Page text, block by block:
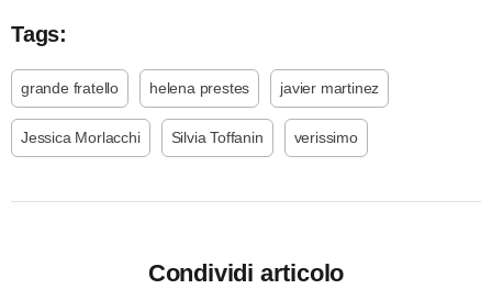
Tags:
grande fratello helena prestes javier martinez
Jessica Morlacchi Silvia Toffanin verissimo
Condividi articolo